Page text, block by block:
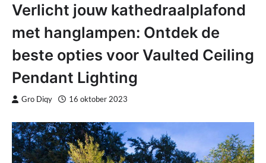
Verlicht jouw kathedraalplafond
met hanglampen: Ontdek de
beste opties voor Vaulted Ceiling
Pendant Lighting
Gro Diqy 16 oktober 2023